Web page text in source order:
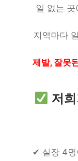
일 없는
지역마다
제발, 잘못
저
✔ 실장 4명